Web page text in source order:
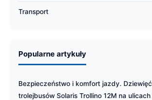
Transport
Popularne artykuły
Bezpieczeństwo i komfort jazdy.
trolejbusów Solaris Trollino 12M na